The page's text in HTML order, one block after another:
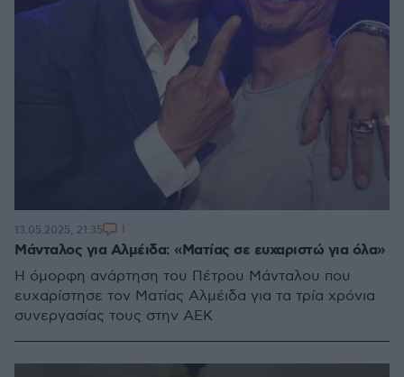
Μάνταλος για Αλμέιδα: «Ματίας σε ευχαριστώ για όλα»
Η όμορφη ανάρτηση του Πέτρου Μάνταλου που
ευχαρίστησε τον Ματίας Αλμέιδα για τα τρία χρόνια
συνεργασίας τους στην ΑΕΚ
13.05.2025, 21:35 1